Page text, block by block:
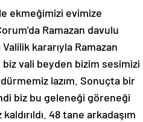
ekmeğimizi evimize
Ramazan davulu
kararıyla Ramazan
vali beyden bizim sesimizi
lazım. Sonuçta bir
biz bu geleneği göreneği
48 tane arkadaşım